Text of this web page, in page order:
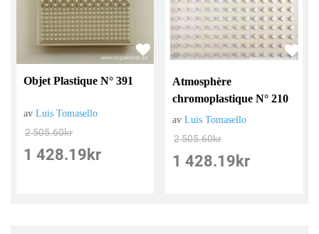
Objet Plastique N° 391
avLuis Tomasello
2 505.60kr
1 428.19 kr
Atmosphère
chromoplastique N° 210
avLuis Tomasello
2 505.60kr
1 428.19 kr